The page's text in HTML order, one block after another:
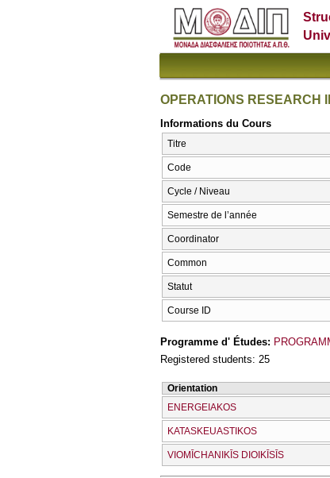
OPERATIONS RESEARCH II
Informations du Cours
Titre
Code
Cycle / Niveau
Semestre de l’année
Coordinator
Common
Statut
Course ID
Programme d' Études:
Registered students: 25
Orientation
ENERGEIAKOS
KATASKEUASTIKOS
VIOMĪCΗANIKĪS DIOIKĪSĪS